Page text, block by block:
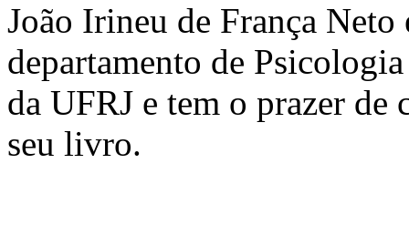
João Irineu de França
departamento de
da UFRJ e tem o prazer de
seu livro.